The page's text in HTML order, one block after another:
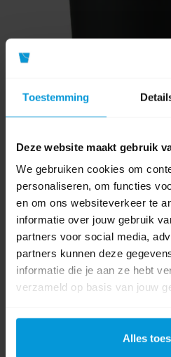
Toestemming
Deze website maakt gebruik
We gebruiken cookies om
personaliseren, om functies
en om ons websiteverkeer te
informatie over jouw gebruik
partners voor social media,
partners kunnen deze
informatie die je aan ze hebt
verzameld op basis van jouw
Alles
Papierbak Kunststof Open 18 ltr
Artikelnummer: VB090040
Inhoud: 18 ltr
Materiaal afvalbak: Kunststof
Kleur: Zwart
€4,99
Ophalen in Wijchen is mogelijk.